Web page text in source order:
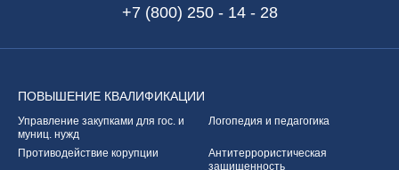
+7 (800) 250 - 14 - 28
ПОВЫШЕНИЕ КВАЛИФИКАЦИИ
Управление закупками для гос. и
муниц. нужд
Логопедия и педагогика
Противодействие корупции
Антитеррористическая
защищенность